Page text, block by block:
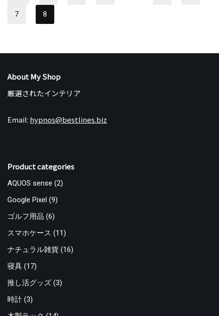
7 8
About My Shop
厳選されたインテリア
Email: hypnos@bestlines.biz
Product categories
AQUOS sense (2)
Google Pixel (9)
ゴルフ用品 (6)
スマホケース (11)
ナチュラル雑貨 (16)
寝具 (17)
推し活グッズ (3)
時計 (3)